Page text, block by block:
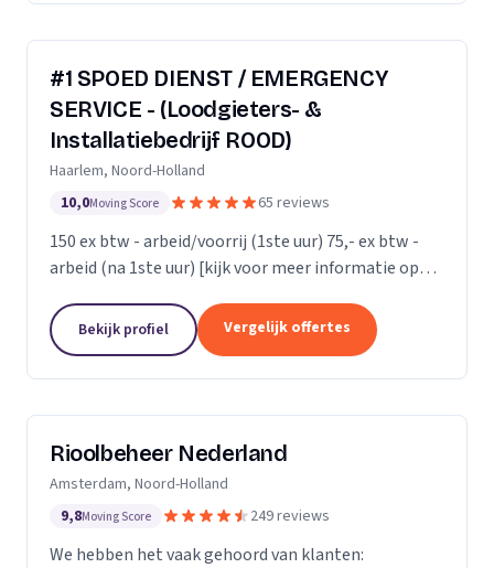
#1 SPOED DIENST / EMERGENCY
SERVICE - (Loodgieters- &
Installatiebedrijf ROOD)
Haarlem, Noord-Holland
10,0Moving Score 65 reviews
150 ex btw - arbeid/voorrij (1ste uur) 75,- ex btw -
arbeid (na 1ste uur) [kijk voor meer informatie op
Bekijk profiel Vergelijk offertes
Rioolbeheer Nederland
Amsterdam, Noord-Holland
9,8Moving Score 249 reviews
We hebben het vaak gehoord van klanten: